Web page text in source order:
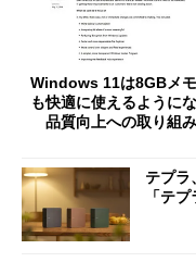
Windows 11は8GBメ
も快適に使えるように
品質向上への取り組
テプラ
「テ